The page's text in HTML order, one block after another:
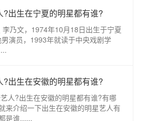
?出生在宁夏的明星都有谁?
乃文，1974年10月18日出生于宁夏
演员，1993年就读于中央戏剧学
?出生在安徽的明星都有谁?
人?出生在安徽的明星都有谁?有哪
来介绍一下出生在安徽的明星艺人有
是谁......